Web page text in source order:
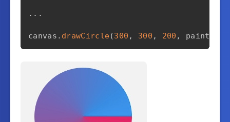
. . .
canvas . drawCircle(300 , 300 , 200 , paint